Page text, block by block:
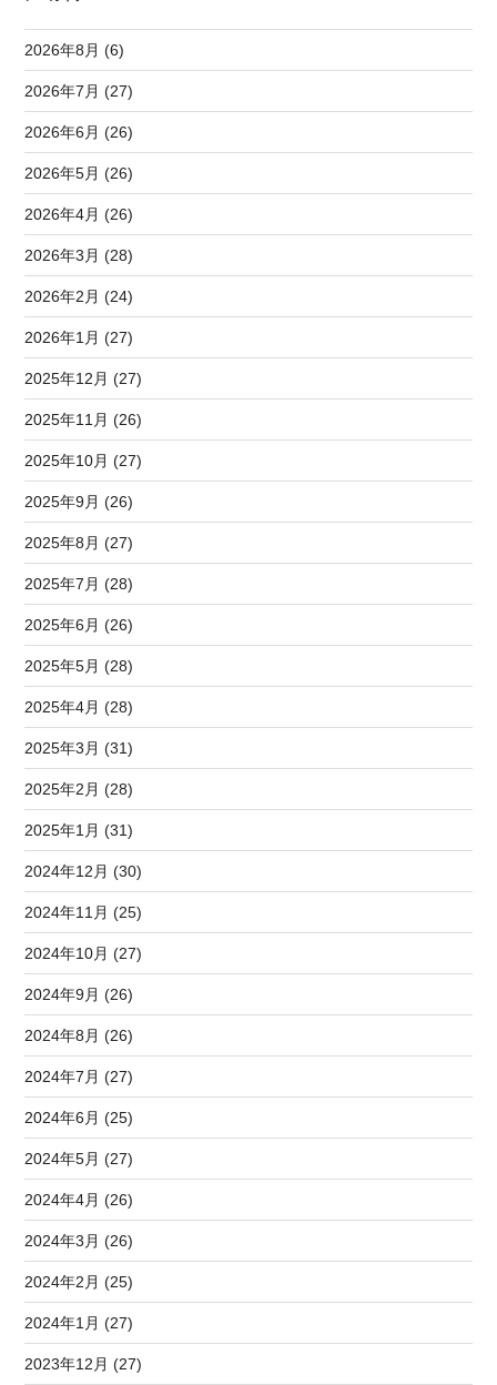
2026年8月 (6)
2026年7月 (27)
2026年6月 (26)
2026年5月 (26)
2026年4月 (26)
2026年3月 (28)
2026年2月 (24)
2026年1月 (27)
2025年12月 (27)
2025年11月 (26)
2025年10月 (27)
2025年9月 (26)
2025年8月 (27)
2025年7月 (28)
2025年6月 (26)
2025年5月 (28)
2025年4月 (28)
2025年3月 (31)
2025年2月 (28)
2025年1月 (31)
2024年12月 (30)
2024年11月 (25)
2024年10月 (27)
2024年9月 (26)
2024年8月 (26)
2024年7月 (27)
2024年6月 (25)
2024年5月 (27)
2024年4月 (26)
2024年3月 (26)
2024年2月 (25)
2024年1月 (27)
2023年12月 (27)